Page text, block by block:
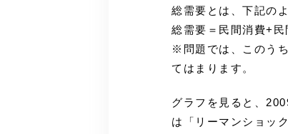
総需要とは、下記の
総需要＝民間消費+民
※問題では、このう
てはまります。
グラフを見ると、
は「リーマンショッ